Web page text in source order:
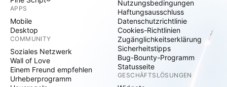
APPS
Mobile
Desktop
COMMUNITY
Soziales Netzwerk
Wall of Love
Einem Freund empfehlen
Urheberprogramm
Nutzungsbedingungen
Haftungsausschluss
Datenschutzrichtlinie
Cookies-Richtlinien
Zugänglichkeitserklärung
Sicherheitstipps
Bug-Bounty-Programm
Statusseite
GESCHÄFTSLÖSUNGEN